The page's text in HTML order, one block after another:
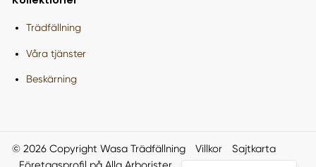
Trädfällning
Våra tjänster
Beskärning
© 2026 Copyright Wasa Trädfällning Villkor
Sajtkarta